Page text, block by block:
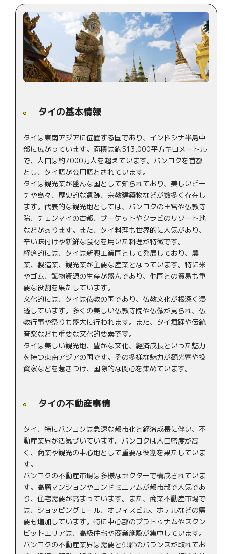
タイの基本情報
タイは東南アジアに位置する国であり、インドシナ半島中
部に広がっています。面積は約513,000平方キロメートル
で、人口は約7000万人を超えています。バンコクを首都
とし、タイ語が公用語とされています。
タイは観光業が盛んな国として知られており、美しいビー
チや島々、歴史的な遺跡、宗教建築物などが数多く存在し
ます。代表的な観光地としては、バンコクの王宮や仏教寺
院、チェンマイの古都、プーケットやクラビのリゾート地
などがあります。また、タイ料理も世界的に人気があり、
辛い味付けや新鮮な食材を用いた料理が特徴です。
経済的には、タイは新興工業国として発展しており、農
業、製造業、観光業が主要な産業となっています。特に米
やゴム、鉱物資源の生産が盛んであり、他国との貿易も重
要な役割を果たしています。
文化的には、タイは仏教の国であり、仏教文化が根深く浸
透しています。多くの美しい仏教寺院や仏像が見られ、仏
教行事や祭りも盛大に行われます。また、タイ舞踊や伝統
音楽なども重要な文化的要素です。
タイは美しい観光地、豊かな文化、経済成長といった魅力
を持つ東南アジアの国です。その多様な魅力が観光客や投
資家などを惹きつけ、国際的な関心を集めています。
タイの不動産事情
タイ、特にバンコクは急速な都市化と経済成長に伴い、不
動産業界が活気づいています。バンコクは人口密度が高
く、商業や観光の中心地として重要な役割を果たしていま
す。
バンコクの不動産市場は多様なセクターで構成されていま
す。高層マンションやコンドミニアムが都市部で人気であ
り、住宅需要が高まっています。また、商業不動産市場で
は、ショッピングモール、オフィスビル、ホテルなどの需
要も増加しています。特に中心部のプラトゥナムやスクン
ビットエリアは、高級住宅や商業施設が集中しています。
バンコクの不動産業界は需要と供給のバランスが取れてお